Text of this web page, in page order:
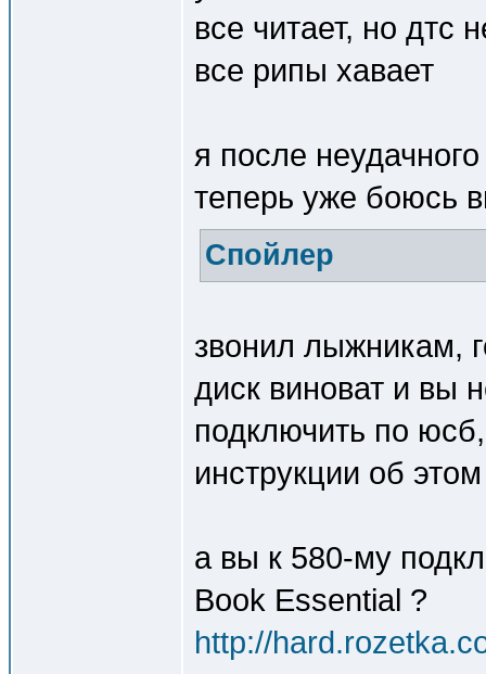
все читает, но дтс
все рипы хавает
я после
теперь уже боюсь
Спойлер
звонил лыжникам,
диск виноват и вы
подключить по
инструкции об
а вы к 580-му
Book Essential ?
http://